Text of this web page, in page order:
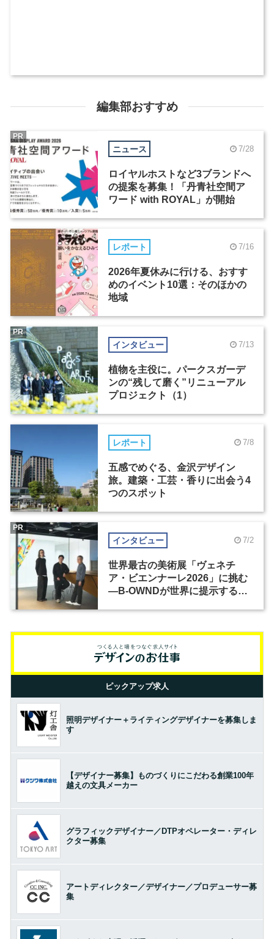
編集部おすすめ
ニュース 7/28
ロイヤルホストなど3ブランドへ
の提案を募集！「丹青社空間ア
ワード with ROYAL」が開始
PR
レポート 7/16
2026年夏休みに行ける、おすす
めのイベント10選：そのほかの
地域
インタビュー 7/13
植物を主役に。パークスガーデ
ンの“残して磨く”リニューアル
プロジェクト（1）
PR
レポート 7/8
五感でめぐる、金沢デザイン
旅。建築・工芸・香りに出会う4
つのスポット
インタビュー 7/2
世界最古の美術展「ヴェネチ
ア・ビエンナーレ2026」に挑む
―B-OWNDが世界に提示する美
PR
ピックアップ求人
照明デザイナー＋ライティングデザイナーを募集しま
す
【デザイナー募集】ものづくりにこだわる創業100年
越えの文具メーカー
グラフィックデザイナー／DTPオペレーター・ディレ
クター募集
アートディレクター／デザイナー／プロデューサー募
集